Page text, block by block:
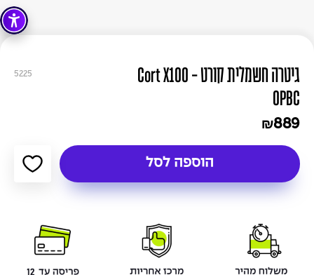
5225
גיטרה חשמלית קורט - Cort X100
OPBC
₪889
הוספה לסל